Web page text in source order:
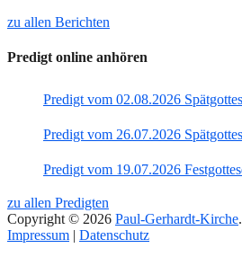
zu allen Berichten
Predigt online anhören
Predigt vom 02.08.2026
Predigt vom 26.07.2026
Predigt vom 19.07.2026
zu allen Predigten
Copyright © 2026 Paul-Gerhardt-Kirche
Impressum | Datenschutz